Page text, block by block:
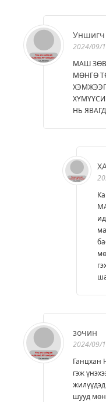
Уншигч
2024/09/
МАШ
МӨНГӨ
НЬ
зочин
2024/09/
Ганцхан
гэж
шууд